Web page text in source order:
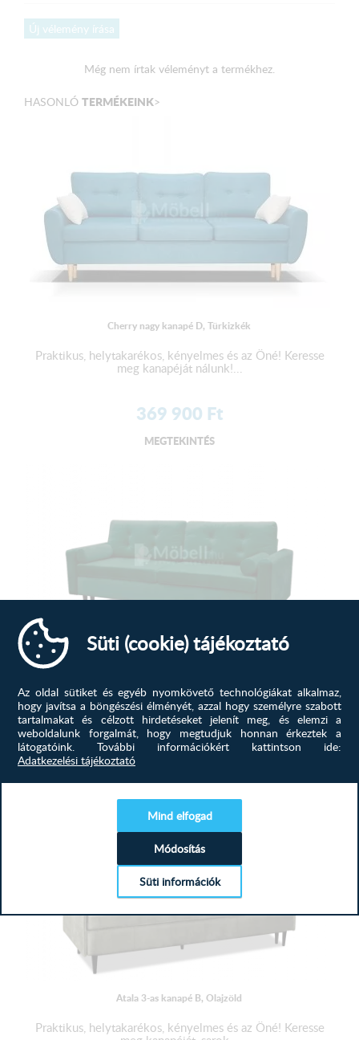
Türkizkék szövet
Beülő mélység: 79 cm
Külső méret: 221x98 cm
Fekvőfelület: 200x140 cm
Új vélemény írása
Még nem írtak véleményt a termékhez.
HASONLÓ TERMÉKEINK>
Cherry nagy kanapé D, Türkizkék
Praktikus, helytakarékos, kényelmes és az Öné! Keresse
meg kanapéját nálunk!...
369 900 Ft
MEGTEKINTÉS
Szeretné ha otthonába egységes bútorok lennének? Ha a
kanapé nem különbözne...
424 500Ft
Atala 3-as kanapé B, Olajzöld
Praktikus, helytakarékos, kényelmes és az Öné! Keresse
Süti (cookie) tájékoztató
Az oldal sütiket és egyéb nyomkövető technológiákat alkalmaz,
hogy javítsa a böngészési élményét, azzal hogy személyre szabott
tartalmakat és célzott hirdetéseket jelenít meg, és elemzi a
weboldalunk forgalmát, hogy megtudjuk honnan érkeztek a
látogatóink.
További információkért kattintson ide:
Adatkezelési tájékoztató
Mind elfogad
Módosítás
Süti információk